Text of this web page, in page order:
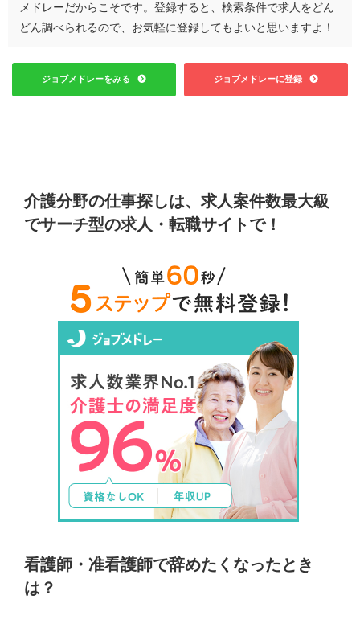
メドレーだからこそです。登録すると、検索条件で求人をどん
どん調べられるので、お気軽に登録してもよいと思いますよ！
ジョブメドレーをみる ジョブメドレーに登録
介護分野の仕事探しは、求人案件数最大級
でサーチ型の求人・転職サイトで！
看護師・准看護師で辞めたくなったとき
は？